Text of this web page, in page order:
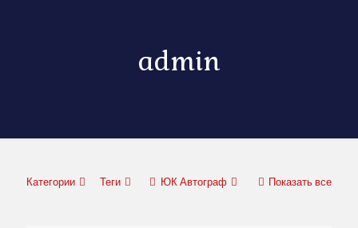
admin
Категории Теги ЮК Автограф Показать все